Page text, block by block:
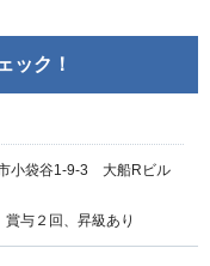
ック！
小袋谷1-9-3 大船Rビル
与２回、昇級あり